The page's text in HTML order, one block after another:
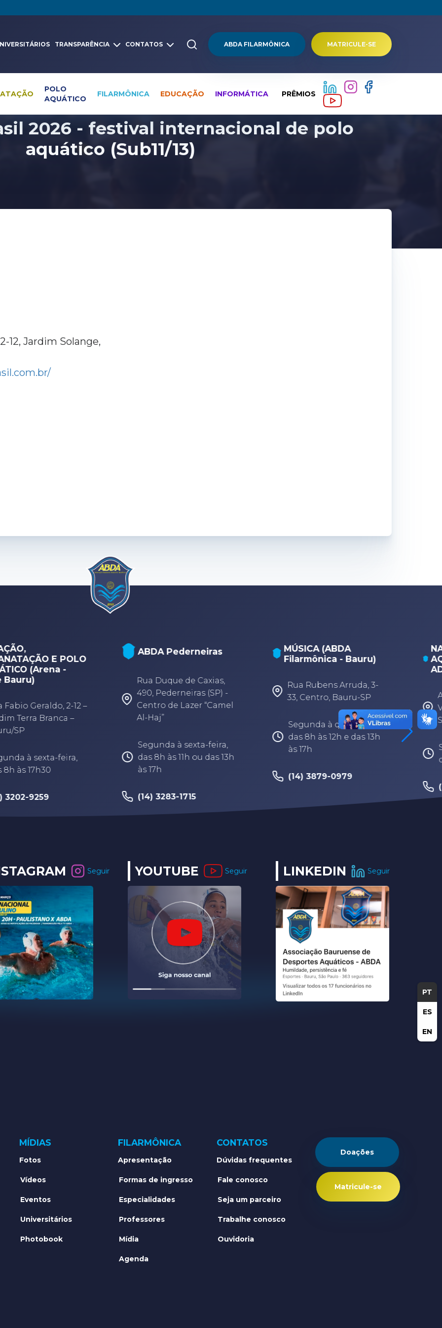
TRANSPARÊNCIA CONTATOS ABDA FILARMÔNICA MATRICULE-SE
POLO
AQUÁTICO
FILARMÔNICA EDUCAÇÃO INFORMÁTICA PRÊMIOS
PT
ES
EN
Pesquisa global Eventos
2026 - festival internacional de polo
aquático (Sub11/13)
12, Jardim Solange,
Pederneiras
Duque de Caxias,
de Lazer “Camel
Haj”
8h às 11h ou das 13h
17h
3283-1715
MÚSICA (ABDA
Rua Rubens Arruda, 3-
33, Centro, Bauru-SP
Segunda à quinta-feira,
às 17h
NATAÇÃO E POLO
AQUÁTICO (Unidade
Av. Lúcio Luciano, 11-75 -
Vargem Limpa, Bauru -
Segunda à sexta-feira,
Seguir YOUTUBE Seguir LINKEDIN Seguir
MÍDIAS
Fotos
Vídeos
Eventos
Universitários
Photobook
FILARMÔNICA
Apresentação
Formas de ingresso
Especialidades
Professores
Mídia
Agenda
CONTATOS
Dúvidas frequentes
Fale conosco
Seja um parceiro
Trabalhe conosco
Ouvidoria
Doações
Matricule-se